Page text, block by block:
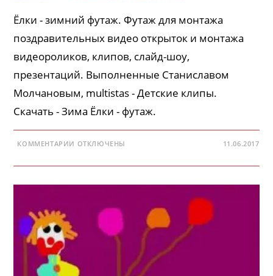
Ёлки - зимний футаж. Футаж для монтажа
поздравительных видео открыток и монтажа
видеороликов, клипов, слайд-шоу,
презентаций. Выполненные Станиславом
Молчановым, multistas - Детские клипы.
Скачать - Зима Ёлки - футаж.
КОММЕНТАРИИ К
—
ФУТАЖ
ОТКЛЮЧЕНЫ 11.06.2017